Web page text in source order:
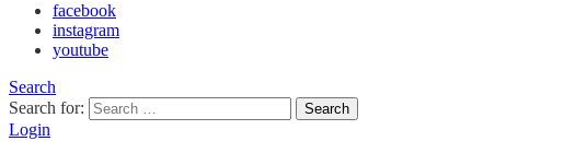
facebook
instagram
youtube
Search
Search for:
Search
Login